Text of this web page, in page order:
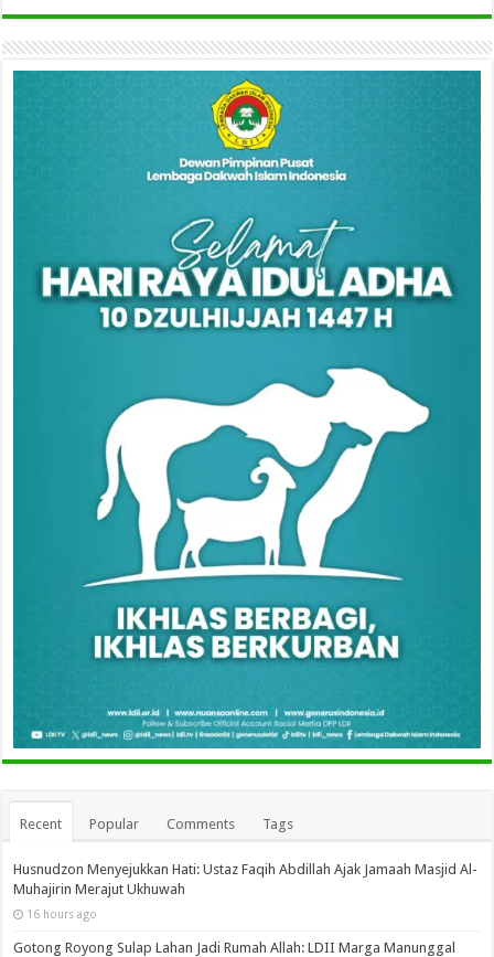
Recent Popular Comments Tags
Husnudzon Menyejukkan Hati: Ustaz Faqih Abdillah Ajak Jamaah Masjid Al-
Muhajirin Merajut Ukhuwah
16 hours ago
Gotong Royong Sulap Lahan Jadi Rumah Allah: LDII Marga Manunggal